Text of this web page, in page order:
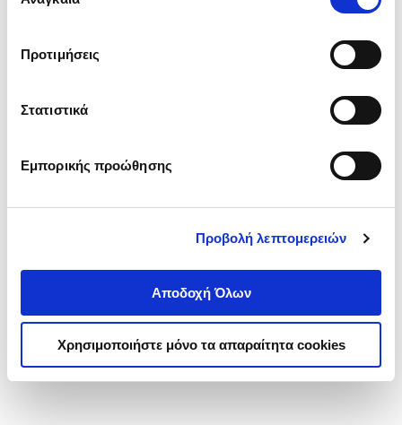
΄΄και να ενημερωθείτε σχετικά με
Προτιμήσεις
Στατιστικά
Εμπορικής προώθησης
Προβολή λεπτομερειών
Αποδοχή Όλων
Χρησιμοποιήστε μόνο τα απαραίτητα cookies